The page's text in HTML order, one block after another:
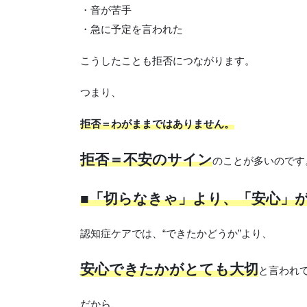
・音が苦手
・急に予定を言われた
こうしたことも拒否につながります。
つまり、
拒否＝わがままではありません。
拒否＝不安のサインのことが多いのです
■「切らなきゃ」より、「安心」
認知症ケアでは、“できたかどうか”より、
安心できたかがとても大切と言われ
だから、